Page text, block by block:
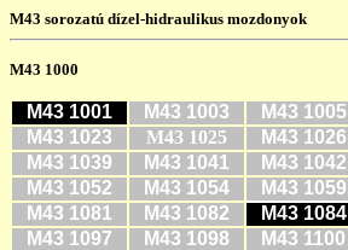
M43 sorozatú dízel-hidraulikus mozdonyok
M43 1000
M43 1001 M43 1003 M43 1005
M43 1023
M43 1025 M43 1026
M43 1039
M43 1041 M43 1042
M43 1052
M43 1054 M43 1059
M43 1081
M43 1082 M43 1084
M43 1097
M43 1098 M43 1100